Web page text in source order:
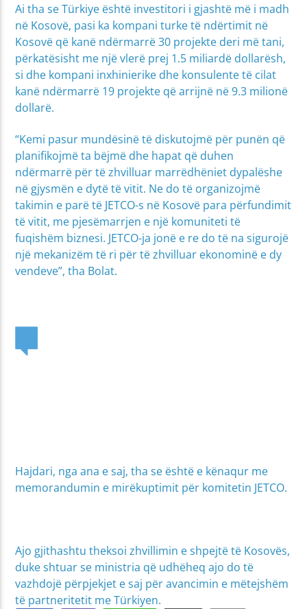
Ai tha se Türkiye është investitori i gjashtë më i madh
në Kosovë, pasi ka kompani turke të ndërtimit në
Kosovë që kanë ndërmarrë 30 projekte deri më tani,
përkatësisht me një vlerë prej 1.5 miliardë dollarësh,
si dhe kompani inxhinierike dhe konsulente të cilat
kanë ndërmarrë 19 projekte që arrijnë në 9.3 milionë
dollarë.
“Kemi pasur mundësinë të diskutojmë për punën që
planifikojmë ta bëjmë dhe hapat që duhen
ndërmarrë për të zhvilluar marrëdhëniet dypalëshe
në gjysmën e dytë të vitit. Ne do të organizojmë
takimin e parë të JETCO-s në Kosovë para përfundimit
të vitit, me pjesëmarrjen e një komuniteti të
fuqishëm biznesi. JETCO-ja jonë e re do të na sigurojë
një mekanizëm të ri për të zhvilluar ekonominë e dy
vendeve”, tha Bolat.
Hajdari, nga ana e saj, tha se është e kënaqur me
memorandumin e mirëkuptimit për komitetin JETCO.
Ajo gjithashtu theksoi zhvillimin e shpejtë të Kosovës,
duke shtuar se ministria që udhëheq ajo do të
vazhdojë përpjekjet e saj për avancimin e mëtejshëm
të partneritetit me Türkiyen.